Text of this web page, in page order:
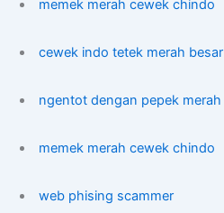
memek merah cewek chindo
cewek indo tetek merah besar
ngentot dengan pepek merah
memek merah cewek chindo
web phising scammer